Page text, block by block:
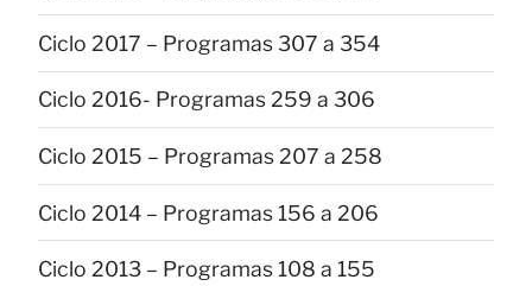
Ciclo 2017 – Programas 307 a 354
Ciclo 2016- Programas 259 a 306
Ciclo 2015 – Programas 207 a 258
Ciclo 2014 – Programas 156 a 206
Ciclo 2013 – Programas 108 a 155